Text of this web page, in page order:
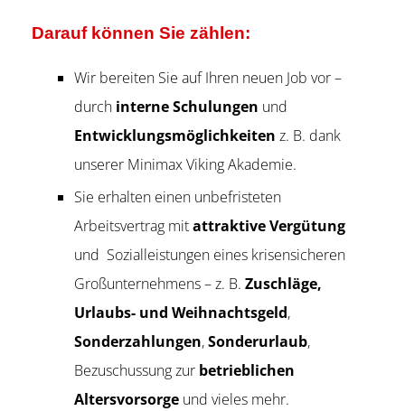
Darauf können Sie zählen:
Wir bereiten Sie auf Ihren neuen Job vor –
durch interne Schulungen und
Entwicklungsmöglichkeiten z. B. dank
unserer Minimax Viking Akademie.
Sie erhalten einen unbefristeten
Arbeitsvertrag mitattraktive Vergütung
und Sozialleistungen eines krisensicheren
Großunternehmens – z. B. Zuschläge,
Urlaubs- und Weihnachtsgeld,
Sonderzahlungen,Sonderurlaub,
Bezuschussung zur betrieblichen
Altersvorsorge und vieles mehr.